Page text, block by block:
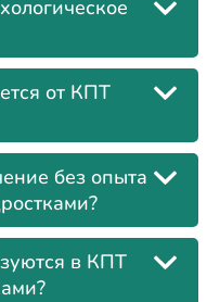
от КПТ
без опыта
в КПТ